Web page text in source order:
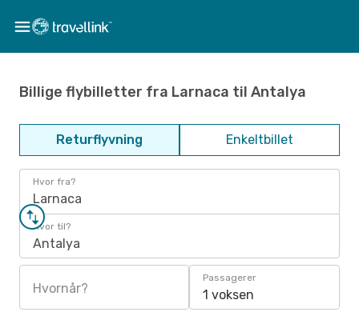
Billige flybilletter fra Larnaca til Antalya
Returflyvning Enkeltbillet
Hvor fra?
Larnaca
Hvor til?
Antalya
Hvornår?
Passagerer
1 voksen